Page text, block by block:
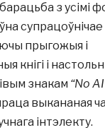
з усімі
супрацоўнічае
прыгожыя і
кнігі і
знакам “No
выкананая
інтэлекту.